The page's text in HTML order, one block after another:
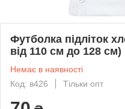
Футболка підліток
від 110 см до 128 см)
Немає в наявності
Код: в426
Тільки опт